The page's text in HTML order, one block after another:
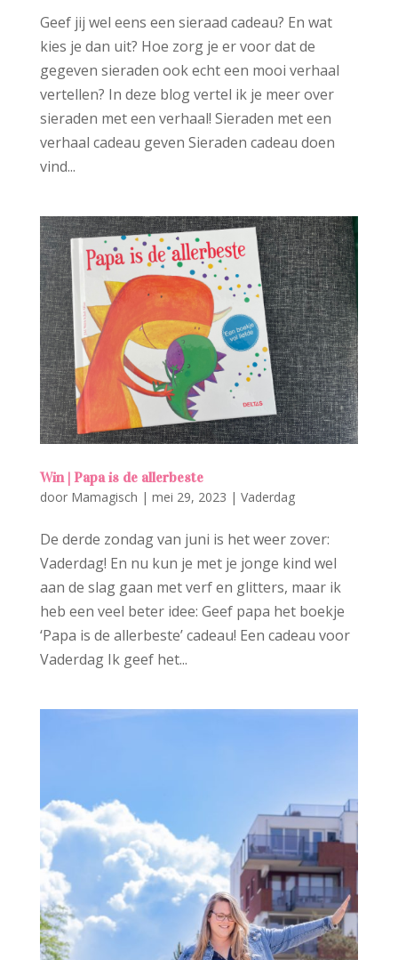
Geef jij wel eens een sieraad cadeau? En wat
kies je dan uit? Hoe zorg je er voor dat de
gegeven sieraden ook echt een mooi verhaal
vertellen? In deze blog vertel ik je meer over
sieraden met een verhaal! Sieraden met een
verhaal cadeau geven Sieraden cadeau doen
vind...
Win | Papa is de allerbeste
door Mamagisch | mei 29, 2023 | Vaderdag
De derde zondag van juni is het weer zover:
Vaderdag! En nu kun je met je jonge kind wel
aan de slag gaan met verf en glitters, maar ik
heb een veel beter idee: Geef papa het boekje
‘Papa is de allerbeste’ cadeau! Een cadeau voor
Vaderdag Ik geef het...